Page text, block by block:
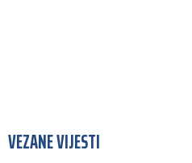
VEZANE VIJESTI